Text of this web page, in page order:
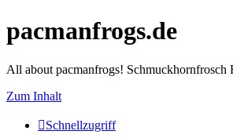
pacmanfrogs.de
All about pacmanfrogs! Schmuckhornfrosch
Zum Inhalt
Schnellzugriff